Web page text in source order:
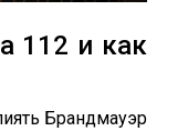
112 и как
Брандмауэр